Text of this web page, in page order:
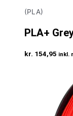
(PLA)
PLA+
kr. 154,95 inkl.